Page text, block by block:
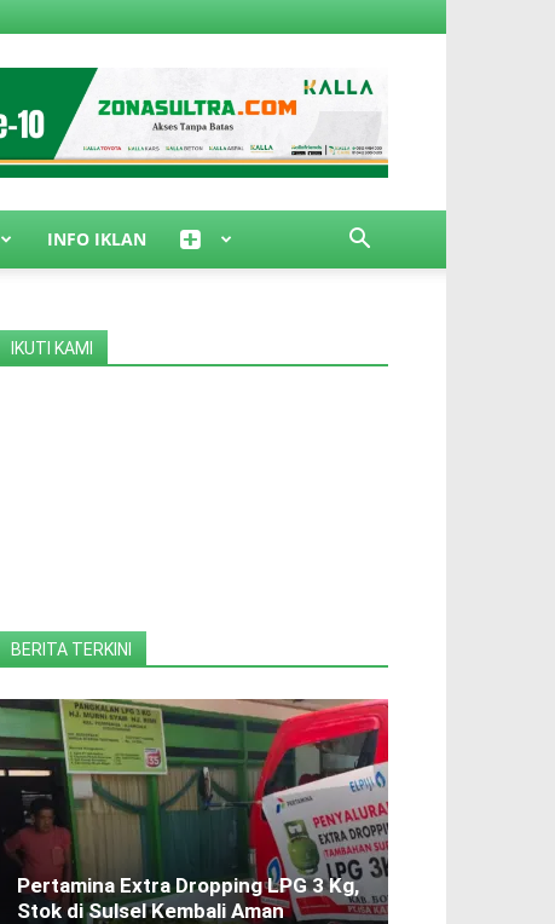
INFO IKLAN
IKUTI KAMI
BERITA TERKINI
Pertamina Extra Dropping LPG 3 Kg,
Stok di Sulsel Kembali Aman